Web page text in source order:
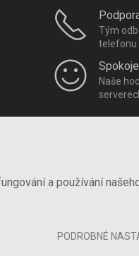
a používání
PODROBNÉ
Tým
telefonu
Naše